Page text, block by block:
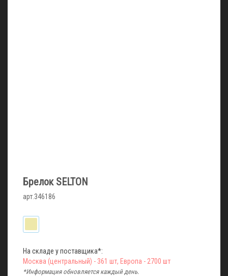
Брелок SELTON
арт.346186
На складе у поставщика*:
Москва (центральный) - 361 шт, Европа - 2700 шт
*Информация обновляется каждый день.